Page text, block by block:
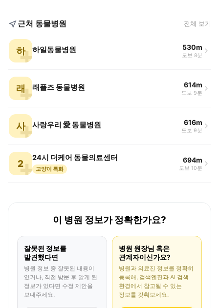
근처 동물병원 전체 보기
하 하일동물병원 530m
도보 8분
래 래플즈 동물병원 614m
도보 9분
사 사랑우리 愛 동물병원 616m
도보 9분
2
24시 더케어 동물의료센터
고양이 특화
694m
도보 10분
이 병원 정보가 정확한가요?
잘못된 정보를
발견했다면
병원 정보 중 잘못된 내용이
있거나, 직접 방문 후 알게 된
정보가 있다면 수정 제안을
보내주세요.
병원 원장님 혹은
관계자이신가요?
병원과 의료진 정보를 정확히
등록해, 검색엔진과 AI 검색
환경에서 참고될 수 있는
정보를 갖춰보세요.